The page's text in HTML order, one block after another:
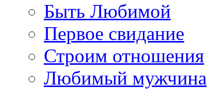
Быть Любимой
Первое свидание
Строим отношения
Любимый мужчина